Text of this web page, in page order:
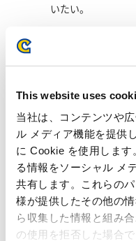
This website uses
当社は、コンテンツや
ル メディア機能を提供
に Cookie を使用しま
る情報をソーシャル メ
共有します。これらの
様が提供したその他の
ら収集した情報と組み
の使用を拒否した場合
いたい。
ハイブリッド開
削減も見込めるの
2011年3月期の
が2009年3月期と
理由を伺いたい。
ゲームの3D化につ
た、今後の3Dソフ
い。